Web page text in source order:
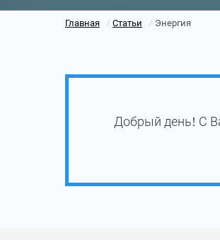
Главная / Статьи / Энергия
Добрый день! С